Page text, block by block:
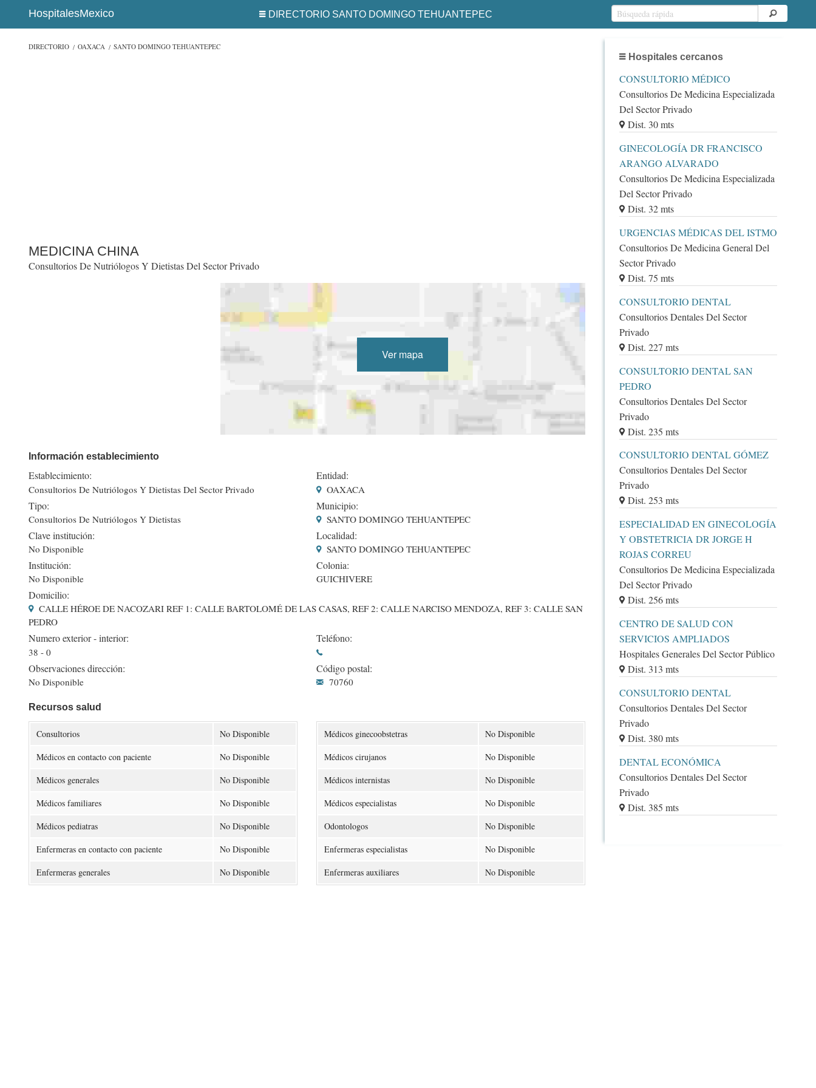
HospitalesMexico DIRECTORIO SANTO DOMINGO TEHUANTEPEC
DIRECTORIO OAXACA SANTO DOMINGO TEHUANTEPEC
MEDICINA CHINA
Consultorios De Nutriólogos Y Dietistas Del Sector Privado
Ver mapa
Información establecimiento
Establecimiento:
Consultorios De Nutriólogos Y Dietistas Del Sector Privado
Tipo:
Consultorios De Nutriólogos Y Dietistas
Clave institución:
No Disponible
Institución:
No Disponible
Entidad:
OAXACA
Municipio:
SANTO DOMINGO TEHUANTEPEC
Localidad:
SANTO DOMINGO TEHUANTEPEC
Colonia:
GUICHIVERE
Domicilio:
CALLE HÉROE DE NACOZARI REF 1: CALLE BARTOLOMÉ DE LAS CASAS, REF 2: CALLE NARCISO MENDOZA, REF 3: CALLE SAN
PEDRO
Numero exterior - interior:
38 - 0
Observaciones dirección:
No Disponible
Teléfono:
Código postal:
70760
Recursos salud
Consultorios
No Disponible
Médicos en contacto con paciente
No Disponible
Médicos generales
No Disponible
Médicos familiares
No Disponible
Médicos pediatras
No Disponible
Enfermeras en contacto con paciente
No Disponible
Enfermeras generales
No Disponible
Médicos ginecoobstetras
No Disponible
Médicos cirujanos
No Disponible
Médicos internistas
No Disponible
Médicos especialistas
No Disponible
Odontologos
No Disponible
Enfermeras especialistas
No Disponible
Enfermeras auxiliares
No Disponible
Hospitales cercanos
CONSULTORIO MÉDICO
Consultorios De Medicina Especializada
Del Sector Privado
Dist. 30 mts
GINECOLOGÍA DR FRANCISCO
ARANGO ALVARADO
Consultorios De Medicina Especializada
Del Sector Privado
Dist. 32 mts
URGENCIAS MÉDICAS DEL ISTMO
Consultorios De Medicina General Del
Sector Privado
Dist. 75 mts
CONSULTORIO DENTAL
Consultorios Dentales Del Sector
Privado
Dist. 227 mts
CONSULTORIO DENTAL SAN
PEDRO
Consultorios Dentales Del Sector
Privado
Dist. 235 mts
CONSULTORIO DENTAL GÓMEZ
Consultorios Dentales Del Sector
Privado
Dist. 253 mts
ESPECIALIDAD EN GINECOLOGÍA
Y OBSTETRICIA DR JORGE H
ROJAS CORREU
Consultorios De Medicina Especializada
Del Sector Privado
Dist. 256 mts
CENTRO DE SALUD CON
SERVICIOS AMPLIADOS
Hospitales Generales Del Sector Público
Dist. 313 mts
CONSULTORIO DENTAL
Consultorios Dentales Del Sector
Privado
Dist. 380 mts
DENTAL ECONÓMICA
Consultorios Dentales Del Sector
Privado
Dist. 385 mts